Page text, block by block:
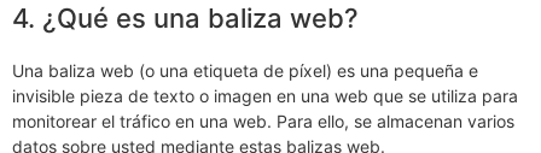
4. ¿Qué es una baliza web?
Una baliza web (o una etiqueta de píxel) es una pequeña e
invisible pieza de texto o imagen en una web que se utiliza para
monitorear el tráfico en una web. Para ello, se almacenan varios
datos sobre usted mediante estas balizas web.